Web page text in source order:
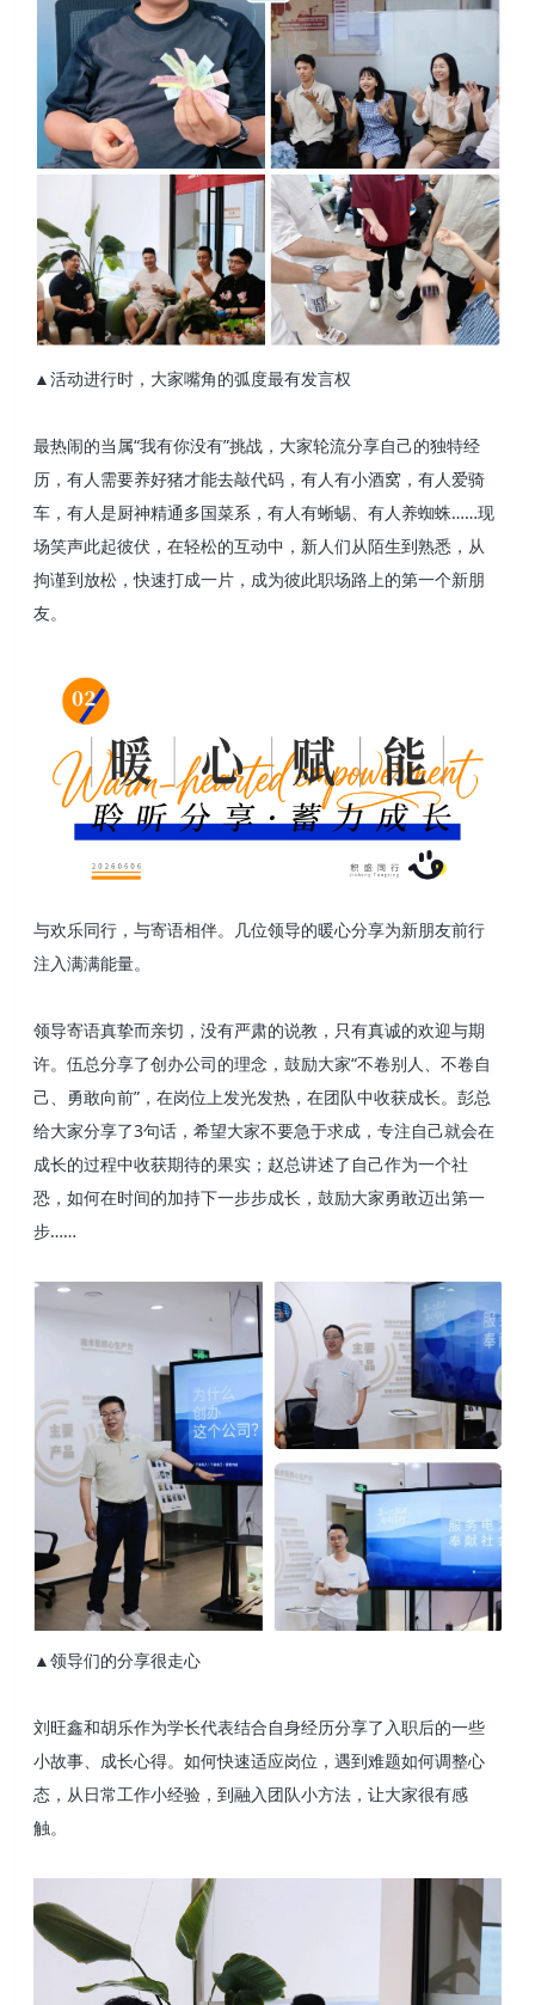
▲活动进行时，大家嘴角的弧度最有发言权
最热闹的当属“我有你没有”挑战，大家轮流分享自己的独特经
历，有人需要养好猪才能去敲代码，有人有小酒窝，有人爱骑
车，有人是厨神精通多国菜系，有人有蜥蜴、有人养蜘蛛……现
场笑声此起彼伏，在轻松的互动中，新人们从陌生到熟悉，从
拘谨到放松，快速打成一片，成为彼此职场路上的第一个新朋
友。
与欢乐同行，与寄语相伴。几位领导的暖心分享为新朋友前行
注入满满能量。
领导寄语真挚而亲切，没有严肃的说教，只有真诚的欢迎与期
许。伍总分享了创办公司的理念，鼓励大家“不卷别人、不卷自
己、勇敢向前”，在岗位上发光发热，在团队中收获成长。彭总
给大家分享了3句话，希望大家不要急于求成，专注自己就会在
成长的过程中收获期待的果实；赵总讲述了自己作为一个社
恐，如何在时间的加持下一步步成长，鼓励大家勇敢迈出第一
步……
▲领导们的分享很走心
刘旺鑫和胡乐作为学长代表结合自身经历分享了入职后的一些
小故事、成长心得。如何快速适应岗位，遇到难题如何调整心
态，从日常工作小经验，到融入团队小方法，让大家很有感
触。